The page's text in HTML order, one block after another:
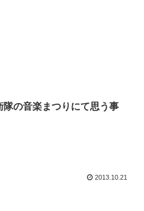
隊の音楽まつりにて思う事
2013.10.21